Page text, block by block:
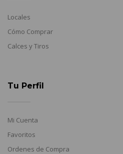
Locales
Cómo Comprar
Calces y Tiros
Tu Perfil
Mi Cuenta
Favoritos
Ordenes de Compra